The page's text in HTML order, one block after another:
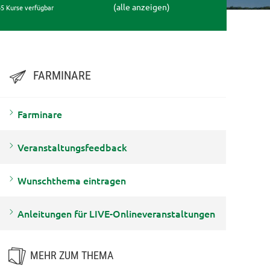
Kurse verfügbar (alle anzeigen)
FARMINARE
Farminare
Veranstaltungsfeedback
Wunschthema eintragen
Anleitungen für LIVE-Onlineveranstaltungen
MEHR ZUM THEMA